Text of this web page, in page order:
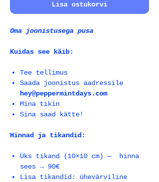
Lisa ostukorvi
Oma joonistusega pusa
Kuidas see käib:
Tee tellimus
Saada joonistus aadressile
hey@peppermintdays.com
Mina tikin
Sina saad kätte!
Hinnad ja tikandid:
Üks tikand (10×10 cm) — hinna
sees → 90€
Lisa tikandid: ühevärviline